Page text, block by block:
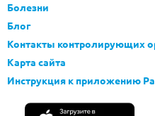
Болезни
Блог
Контакты контролирующих
Карта сайта
Инструкция к приложению